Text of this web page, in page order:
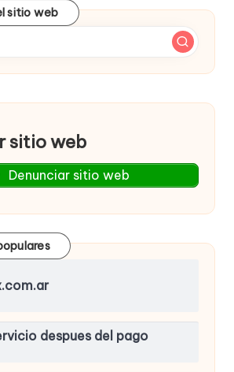
sitio web
sitio web
Denunciar sitio web
despues del pago